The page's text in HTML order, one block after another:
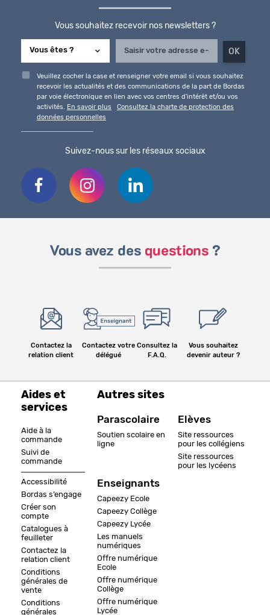
Vous souhaitez recevoir nos newsletters ?
Veuillez cocher la case et renseigner votre email si vous souhaitez
recevoir les actualités et des communications de la part de Bordas
par voie électronique en lien avec vos centres d'intérêt et/ou vos
activités.
En savoir plus
Consultez la charte de protection des
données personnelles
Suivez-nous sur les réseaux sociaux
Vous avez des questions ?
Contactez la
relation client
Contactez votre
délégué
Consultez la
F.A.Q.
Vous souhaitez
devenir auteur ?
Aides et
services
Aide à la
commande
Suivi de
commande
Accessibilité
Bordas s’engage
Créer son
compte
Catalogues à
feuilleter
Contactez la
relation client
Conditions
générales de
vente
Conditions
générales
Autres sites
Parascolaire
Soutien scolaire en
ligne
Enseignants
Capeezy Ecole
Capeezy Collège
Capeezy Lycée
Les manuels
numériques
Offre numérique
Ecole
Offre numérique
Collège
Offre numérique
Lycée
Elèves
Site ressources
pour les collégiens
Site ressources
pour les lycéens